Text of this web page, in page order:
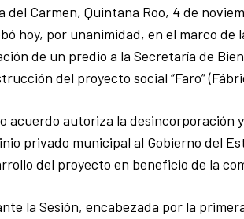
del Carmen, Quintana Roo, 4 de
hoy, por unanimidad, en el marco
de un predio a la Secretaría de
del proyecto social “Faro”
acuerdo autoriza la desincorporación
privado municipal al Gobierno del
del proyecto en beneficio de la
la Sesión, encabezada por la